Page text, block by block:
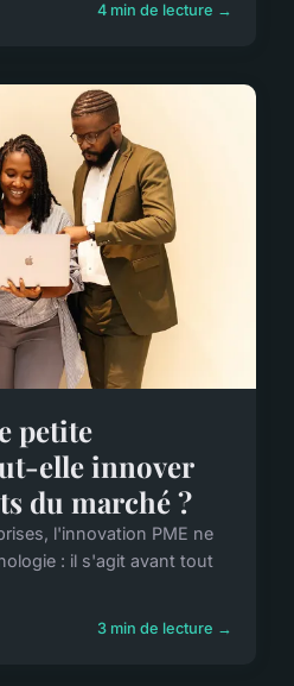
4 min de lecture →
petite
elle innover
du marché ?
l'innovation PME ne
: il s'agit avant tout
3 min de lecture →